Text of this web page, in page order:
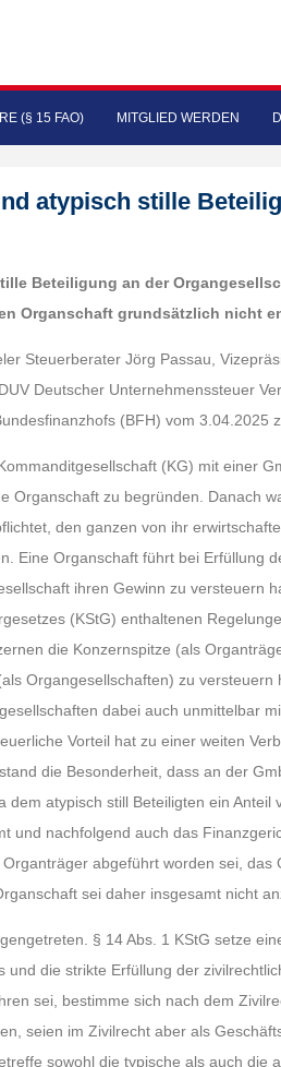
(§ 15 FAO) MITGLIED WERDEN
atypisch stille
Beteiligung an der
Organschaft grundsätzlich nicht
Steuerberater Jörg Passau,
Deutscher Unternehmenssteuer
(BFH) vom 3.04.2025
(KG) mit einer
Organschaft zu begründen. Danach
den ganzen von ihr
Eine Organschaft führt bei Erfüllung
ihren Gewinn zu versteuern
(KStG) enthaltenen
die Konzernspitze (als
Organgesellschaften) zu
dabei auch unmittelbar
Vorteil hat zu einer weiten
die Besonderheit, dass an der
dem atypisch still Beteiligten ein Anteil
und nachfolgend auch das
abgeführt worden sei, das
sei daher insgesamt nicht
§ 14 Abs. 1 KStG setze
und die strikte Erfüllung der
sei, bestimme sich nach dem
seien im Zivilrecht aber als
sowohl die typische als auch die